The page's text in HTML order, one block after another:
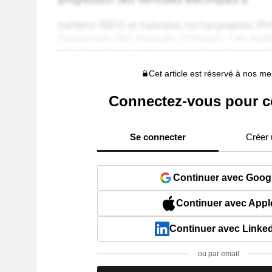
Cet article est réservé à nos
Connectez-vous pour
Se connecter Créer
Continuer avec
Continuer avec
Continuer avec
ou par email